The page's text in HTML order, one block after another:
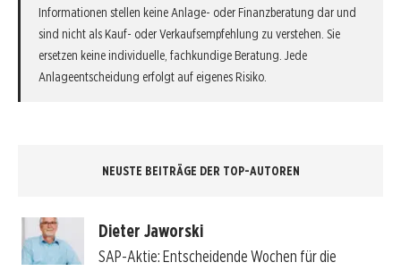
Informationen stellen keine Anlage- oder Finanzberatung dar und
sind nicht als Kauf- oder Verkaufsempfehlung zu verstehen. Sie
ersetzen keine individuelle, fachkundige Beratung. Jede
Anlageentscheidung erfolgt auf eigenes Risiko.
NEUSTE BEITRÄGE DER TOP-AUTOREN
Dieter Jaworski
SAP-Aktie: Entscheidende Wochen für die